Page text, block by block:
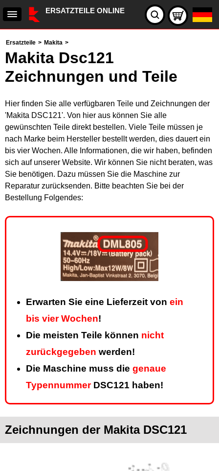
ERSATZTEILE ONLINE
Ersatzteile > Makita >
Makita Dsc121
Zeichnungen und Teile
Hier finden Sie alle verfügbaren Teile und Zeichnungen der
'Makita DSC121'. Von hier aus können Sie alle
gewünschten Teile direkt bestellen. Viele Teile müssen je
nach Marke beim Hersteller bestellt werden, dies dauert ein
bis vier Wochen. Alle Informationen, die wir haben, befinden
sich auf unserer Website. Wir können Sie nicht beraten, was
Sie benötigen. Dazu müssen Sie die Maschine zur
Reparatur zurücksenden. Bitte beachten Sie bei der
Bestellung Folgendes:
Erwarten Sie eine Lieferzeit von ein
bis vier Wochen!
Die meisten Teile können nicht
zurückgegeben werden!
Die Maschine muss die genaue
TypennummerDSC121 haben!
Zeichnungen der Makita DSC121